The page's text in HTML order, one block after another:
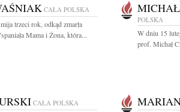
CAŁA POLSKA
trzeci rok, odkąd zmarła
Mama i Żona, która...
POLSKA
W dniu 15
prof. Michał
CAŁA POLSKA